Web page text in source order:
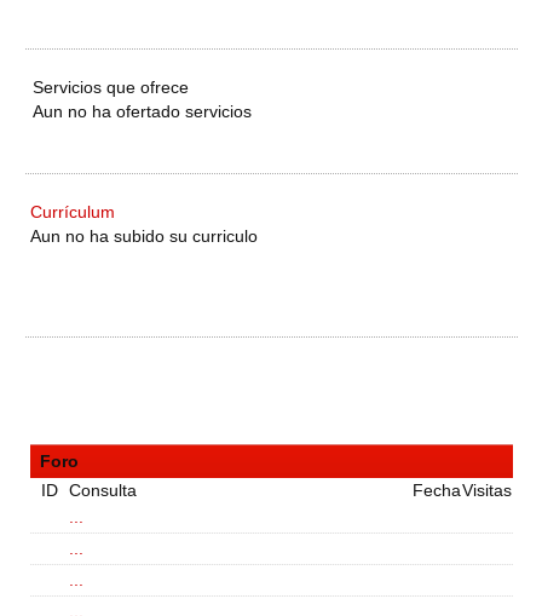
Servicios que ofrece
Aun no ha ofertado servicios
Currículum
Aun no ha subido su curriculo
Foro
ID Consulta FechaVisitas